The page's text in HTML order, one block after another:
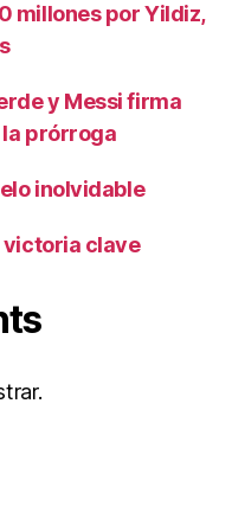
millones por Yildiz,
y Messi firma
la prórroga
inolvidable
victoria clave